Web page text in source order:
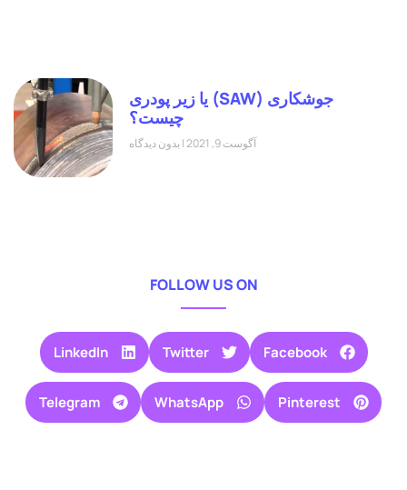
جوشکاری (SAW) یا زیر پودری
چیست؟
آگوست 9, 2021 بدون دیدگاه
FOLLOW US ON
Facebook
Twitter
LinkedIn
Pinterest
WhatsApp
Telegram